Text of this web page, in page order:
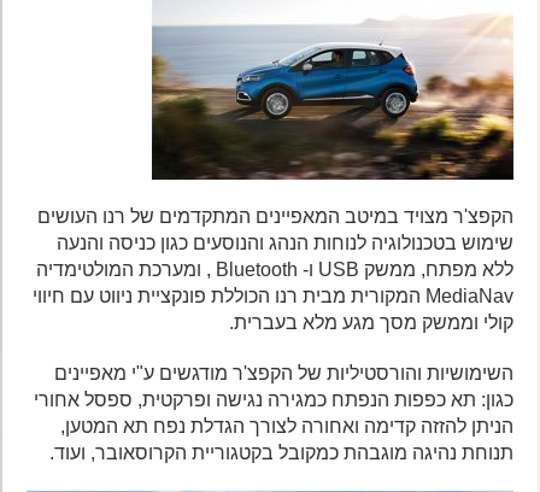
הקפצ'ר מצויד במיטב המאפיינים המתקדמים של רנו העושים
שימוש בטכנולוגיה לנוחות הנהג והנוסעים כגון כניסה והנעה
ללא מפתח, ממשק USB ו- Bluetooth , ומערכת המולטימדיה
MediaNav המקורית מבית רנו הכוללת פונקציית ניווט עם חיווי
קולי וממשק מסך מגע מלא בעברית.
השימושיות והורסטיליות של הקפצ'ר מודגשים ע"י מאפיינים
כגון: תא כפפות הנפתח כמגירה נגישה ופרקטית, ספסל אחורי
הניתן להזזה קדימה ואחורה לצורך הגדלת נפח תא המטען,
תנוחת נהיגה מוגבהת כמקובל בקטגוריית הקרוסאובר, ועוד.